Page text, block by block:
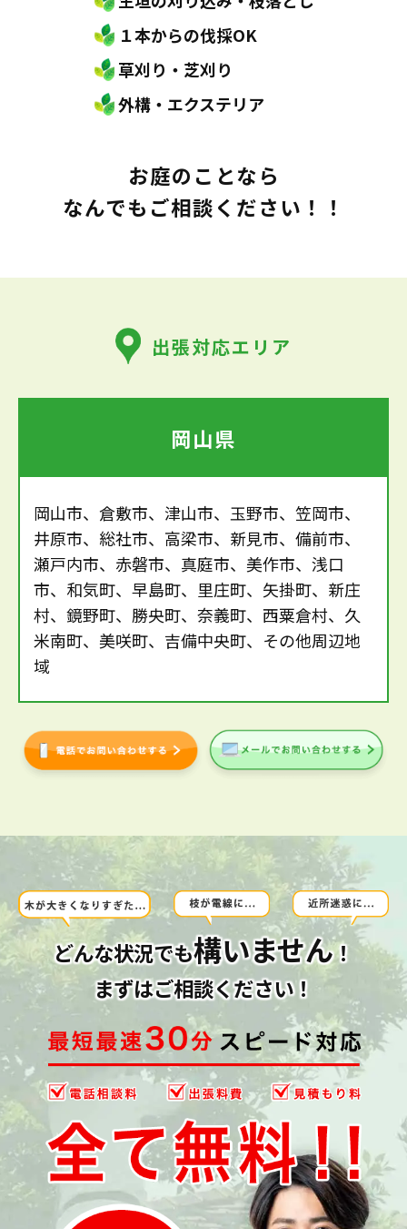
１本からの伐採OK
草刈り・芝刈り
外構・エクステリア
お庭のことなら
なんでもご相談ください！！
出張対応エリア
岡山県
岡山市、倉敷市、津山市、玉野市、笠岡市、
井原市、総社市、高梁市、新見市、備前市、
瀬戸内市、赤磐市、真庭市、美作市、浅口
市、和気町、早島町、里庄町、矢掛町、新庄
村、鏡野町、勝央町、奈義町、西粟倉村、久
米南町、美咲町、吉備中央町、その他周辺地
域
どんな状況でも構いません！
まずはご相談ください！